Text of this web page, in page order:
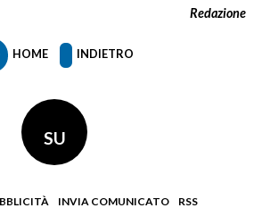
Redazione
HOME INDIETRO
SU
INVIA COMUNICATO RSS